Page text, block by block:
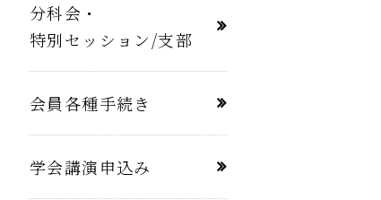
分科会・
特別セッション/支部
会員各種手続き
学会講演申込み